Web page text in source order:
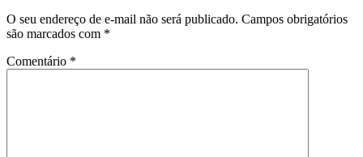
O seu endereço de e-mail não será publicado. Campos obrigatórios
são marcados com *
Comentário *